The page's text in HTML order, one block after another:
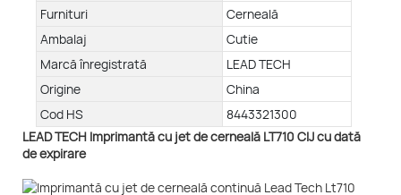
Furnituri
Cerneală
Ambalaj
Cutie
Marcă înregistrată
LEAD TECH
Origine
China
Cod HS
8443321300
LEAD TECH Imprimantă cu jet de cerneală LT710 CIJ cu dată
de expirare